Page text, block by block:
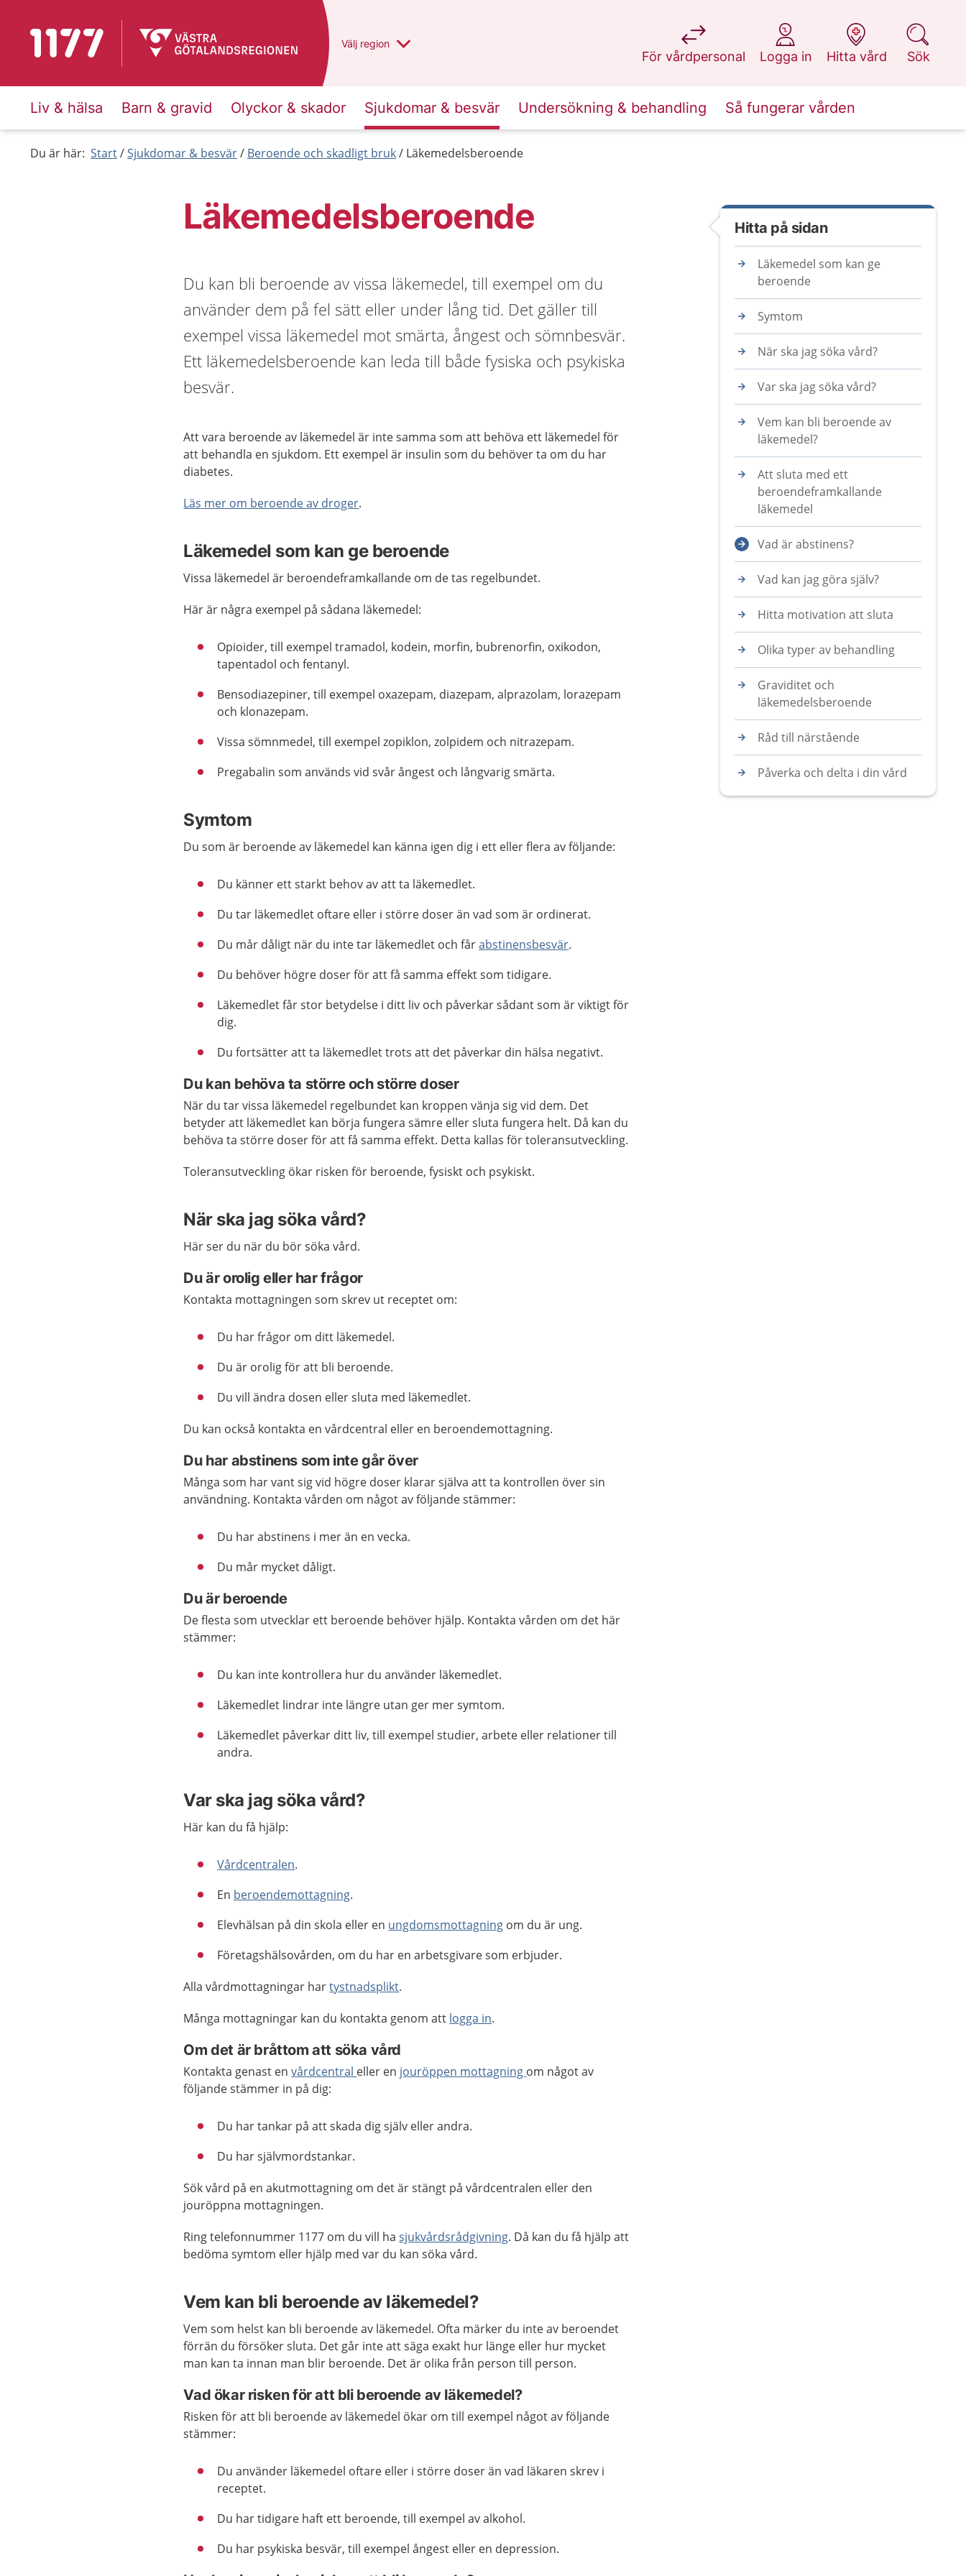
Till startsidan för 1177 Du har valt region
Välj en annan
region
För vårdpersonal
på 1177.se
Logga in
på 1177.se
Hitta vård
på 1177.se
Sök
på 1177.se
Liv & hälsa Barn & gravid Olyckor & skador Sjukdomar & besvär Undersökning & behandling Så fungerar vården
Du är här: Start Sjukdomar & besvär Beroende och skadligt bruk Läkemedelsberoende
Läkemedelsberoende
Du kan bli beroende av vissa läkemedel, till exempel om du
använder dem på fel sätt eller under lång tid. Det gäller till
exempel vissa läkemedel mot smärta, ångest och sömnbesvär.
Ett läkemedelsberoende kan leda till både fysiska och psykiska
besvär.
Att vara beroende av läkemedel är inte samma som att behöva ett läkemedel för
att behandla en sjukdom. Ett exempel är insulin som du behöver ta om du har
diabetes.
Läs mer om beroende av droger.
Läkemedel som kan ge beroende
Vissa läkemedel är beroendeframkallande om de tas regelbundet.
Här är några exempel på sådana läkemedel:
Opioider, till exempel tramadol, kodein, morfin, bubrenorfin, oxikodon,
tapentadol och fentanyl.
Bensodiazepiner, till exempel oxazepam, diazepam, alprazolam, lorazepam
och klonazepam.
Vissa sömnmedel, till exempel zopiklon, zolpidem och nitrazepam.
Pregabalin som används vid svår ångest och långvarig smärta.
Symtom
Du som är beroende av läkemedel kan känna igen dig i ett eller flera av följande:
Du känner ett starkt behov av att ta läkemedlet.
Du tar läkemedlet oftare eller i större doser än vad som är ordinerat.
Du mår dåligt när du inte tar läkemedlet och fårabstinensbesvär.
Du behöver högre doser för att få samma effekt som tidigare.
Läkemedlet får stor betydelse i ditt liv och påverkar sådant som är viktigt för
dig.
Du fortsätter att ta läkemedlet trots att det påverkar din hälsa negativt.
Du kan behöva ta större och större doser
När du tar vissa läkemedel regelbundet kan kroppen vänja sig vid dem. Det
betyder att läkemedlet kan börja fungera sämre eller sluta fungera helt. Då kan du
behöva ta större doser för att få samma effekt. Detta kallas för toleransutveckling.
Toleransutveckling ökar risken för beroende, fysiskt och psykiskt.
När ska jag söka vård?
Här ser du när du bör söka vård.
Du är orolig eller har frågor
Kontakta mottagningen som skrev ut receptet om:
Du har frågor om ditt läkemedel.
Du är orolig för att bli beroende.
Du vill ändra dosen eller sluta med läkemedlet.
Du kan också kontakta en vårdcentral eller en beroendemottagning.
Du har abstinens som inte går över
Många som har vant sig vid högre doser klarar själva att ta kontrollen över sin
användning. Kontakta vården om något av följande stämmer:
Du har abstinens i mer än en vecka.
Du mår mycket dåligt.
Du är beroende
De flesta som utvecklar ett beroende behöver hjälp. Kontakta vården om det här
stämmer:
Du kan inte kontrollera hur du använder läkemedlet.
Läkemedlet lindrar inte längre utan ger mer symtom.
Läkemedlet påverkar ditt liv, till exempel studier, arbete eller relationer till
andra.
Var ska jag söka vård?
Här kan du få hjälp:
Vårdcentralen.
En beroendemottagning.
Elevhälsan på din skola eller en ungdomsmottagning om du är ung.
Företagshälsovården, om du har en arbetsgivare som erbjuder.
Alla vårdmottagningar hartystnadsplikt.
Många mottagningar kan du kontakta genom att logga in.
Om det är bråttom att söka vård
Kontakta genast envårdcentral eller en jouröppen mottagning om något av
följande stämmer in på dig:
Du har tankar på att skada dig själv eller andra.
Du har självmordstankar.
Sök vård på en akutmottagning om det är stängt på vårdcentralen eller den
jouröppna mottagningen.
Ring telefonnummer 1177 om du vill hasjukvårdsrådgivning. Då kan du få hjälp att
bedöma symtom eller hjälp med var du kan söka vård.
Vem kan bli beroende av läkemedel?
Vem som helst kan bli beroende av läkemedel. Ofta märker du inte av beroendet
förrän du försöker sluta. Det går inte att säga exakt hur länge eller hur mycket
man kan ta innan man blir beroende. Det är olika från person till person.
Vad ökar risken för att bli beroende av läkemedel?
Risken för att bli beroende av läkemedel ökar om till exempel något av följande
stämmer:
Du använder läkemedel oftare eller i större doser än vad läkaren skrev i
receptet.
Du har tidigare haft ett beroende, till exempel av alkohol.
Du har psykiska besvär, till exempel ångest eller en depression.
Hitta på sidan
Läkemedel som kan ge
beroende
Symtom
När ska jag söka vård?
Var ska jag söka vård?
Vem kan bli beroende av
läkemedel?
Att sluta med ett
beroendeframkallande
läkemedel
Vad är abstinens?
Vad kan jag göra själv?
Hitta motivation att sluta
Olika typer av behandling
Graviditet och
läkemedelsberoende
Råd till närstående
Påverka och delta i din vård